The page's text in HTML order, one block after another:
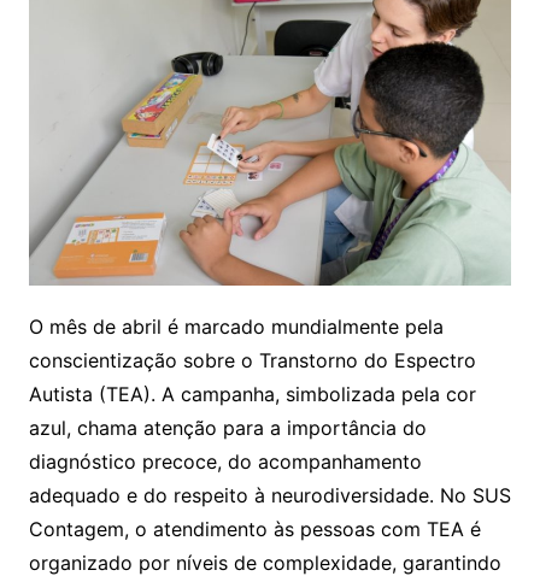
O mês de abril é marcado mundialmente pela
conscientização sobre o Transtorno do Espectro
Autista (TEA). A campanha, simbolizada pela cor
azul, chama atenção para a importância do
diagnóstico precoce, do acompanhamento
adequado e do respeito à neurodiversidade. No SUS
Contagem, o atendimento às pessoas com TEA é
organizado por níveis de complexidade, garantindo